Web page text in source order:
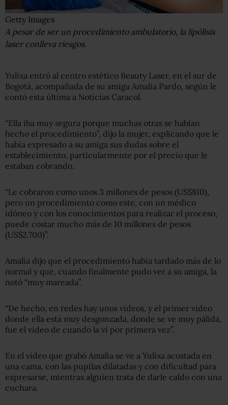
Getty Images
A pesar de ser un procedimiento ambulatorio, la lipólisis
laser conlleva riesgos.
Yulixa entró al centro estético Beauty Laser, en el sur de
Bogotá, acompañada de su amiga Amalia Pardo, según le
contó esta última a Noticias Caracol.
“Ella iba muy segura porque muchas otras se habían
hecho el procedimiento”, dijo la mujer, explicando que le
había expresado a su amiga sus dudas sobre el
establecimiento, particularmente por el precio que le
estaban cobrando.
“Le cobraron como unos 3 millones de pesos (US$810),
pero un procedimiento como este, con un médico
idóneo y con los conocimientos para realizar el proceso,
puede costar mucho más de 10 millones de pesos
(US$2.700)”.
Amalia dijo que el procedimiento había tardado más de lo
normal y que, cuando finalmente pudo ver a su amiga, la
notó “muy mareada”.
“De hecho, en redes hay unos videos, y el primer video
donde ella está muy desgonzada, donde se ve muy pálida,
fue el video de cuando la vi por primera vez”.
En el video que grabó Amalia se ve a Yulixa acostada en
una cama, con las pupilas dilatadas y con dificultad para
expresarse, mientras alguien trata de darle caldo con una
cuchara.